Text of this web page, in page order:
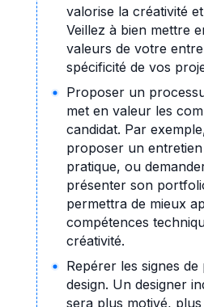
valorise la créativité
Veillez à bien mettre
valeurs de votre
spécificité de vos
Proposer un
met en valeur les
candidat. Par
proposer un
pratique, ou
présenter son
permettra de mieux
compétences
créativité.
Repérer les signes
design. Un designer
sera plus motivé,